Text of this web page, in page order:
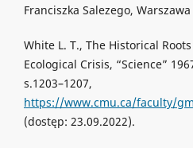
Franciszka Salezego, Warszawa
White L. T., The Historical
Ecological Crisis, “Science”
s.1203–1207,
https://www.cmu.ca/faculty/
(dostęp: 23.09.2022).